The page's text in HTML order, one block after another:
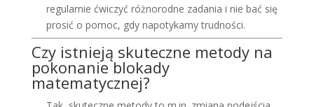
regularnie ćwiczyć różnorodne zadania i nie bać się
prosić o pomoc, gdy napotykamy trudności.
Czy istnieją skuteczne metody na
pokonanie blokady
matematycznej?